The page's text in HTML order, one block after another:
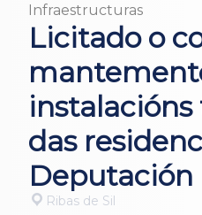
Infraestructuras
Licitado o
das
Deputación
Ribas de Sil